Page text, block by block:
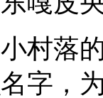
村落
字，